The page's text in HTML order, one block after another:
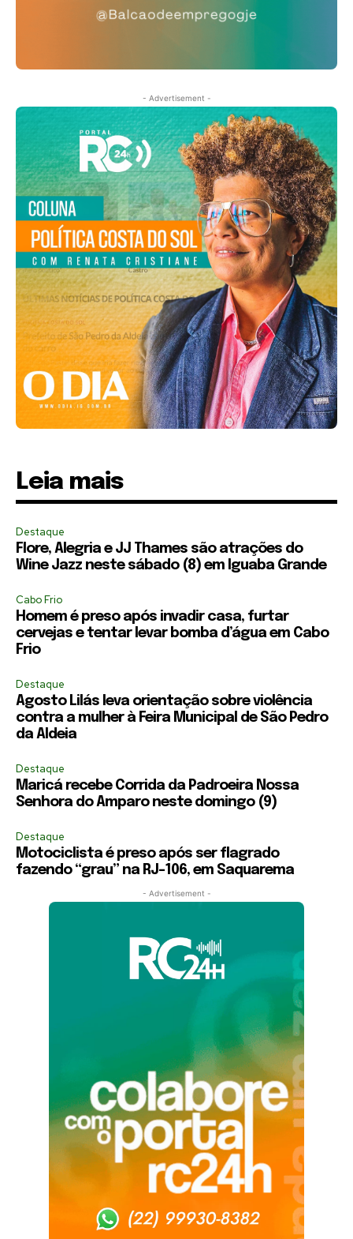
- Advertisement -
Leia mais
Destaque
Flore, Alegria e JJ Thames são atrações do
Wine Jazz neste sábado (8) em Iguaba Grande
Cabo Frio
Homem é preso após invadir casa, furtar
cervejas e tentar levar bomba d’água em Cabo
Frio
Destaque
Agosto Lilás leva orientação sobre violência
contra a mulher à Feira Municipal de São Pedro
da Aldeia
Destaque
Maricá recebe Corrida da Padroeira Nossa
Senhora do Amparo neste domingo (9)
Destaque
Motociclista é preso após ser flagrado
fazendo “grau” na RJ-106, em Saquarema
- Advertisement -